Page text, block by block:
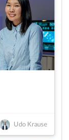
Udo Krause